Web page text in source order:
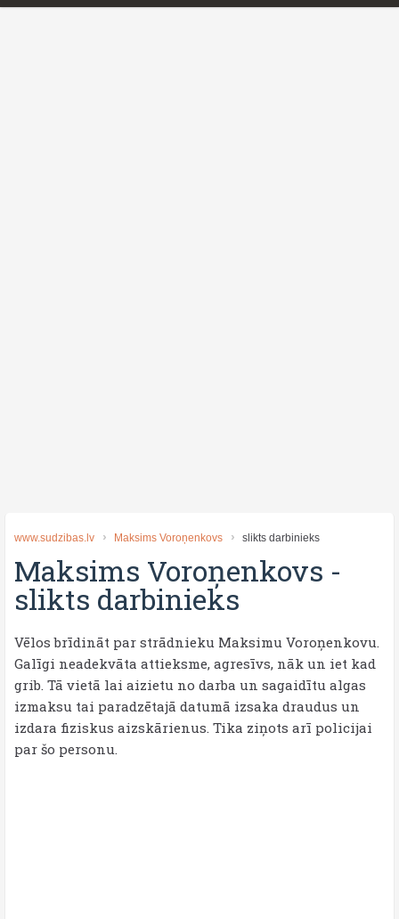
www.sudzibas.lv Maksims Voroņenkovs slikts darbinieks
Maksims Voroņenkovs -
slikts darbinieks
Vēlos brīdināt par strādnieku Maksimu Voroņenkovu.
Galīgi neadekvāta attieksme, agresīvs, nāk un iet kad
grib. Tā vietā lai aizietu no darba un sagaidītu algas
izmaksu tai paradzētajā datumā izsaka draudus un
izdara fiziskus aizskārienus. Tika ziņots arī policijai
par šo personu.